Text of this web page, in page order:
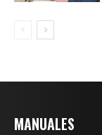
MANUALES